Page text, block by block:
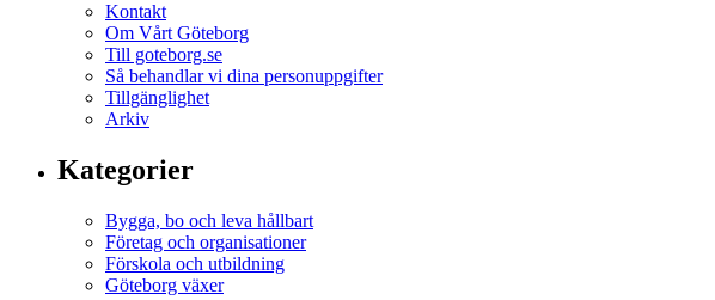
Kontakt
Om Vårt Göteborg
Till goteborg.se
Så behandlar vi dina personuppgifter
Tillgänglighet
Arkiv
Kategorier
Bygga, bo och leva hållbart
Företag och organisationer
Förskola och utbildning
Göteborg växer